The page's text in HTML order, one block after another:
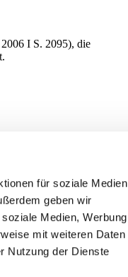
für soziale Medien
geben wir
Medien, Werbung
mit weiteren Daten
Nutzung der Dienste
I S. 2095), die